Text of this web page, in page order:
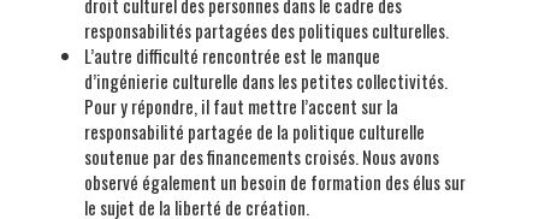
responsabilités partagées des politiques culturelles.
L’autre difficulté rencontrée est le manque
d’ingénierie culturelle dans les petites collectivités.
Pour y répondre, il faut mettre l’accent sur la
responsabilité partagée de la politique culturelle
soutenue par des financements croisés. Nous avons
observé également un besoin de formation des élus sur
le sujet de la liberté de création.